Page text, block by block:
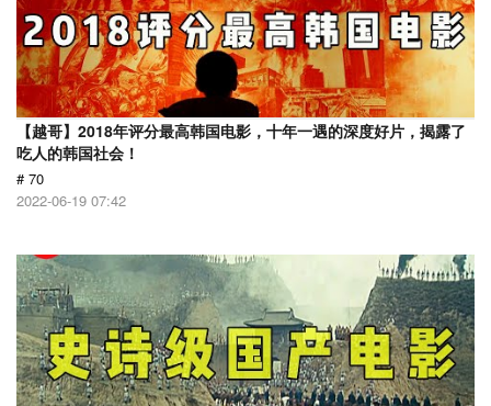
【越哥】2018年评分最高韩国电影，十年一遇的深度好片，揭露了
吃人的韩国社会！
# 70
2022-06-19 07:42